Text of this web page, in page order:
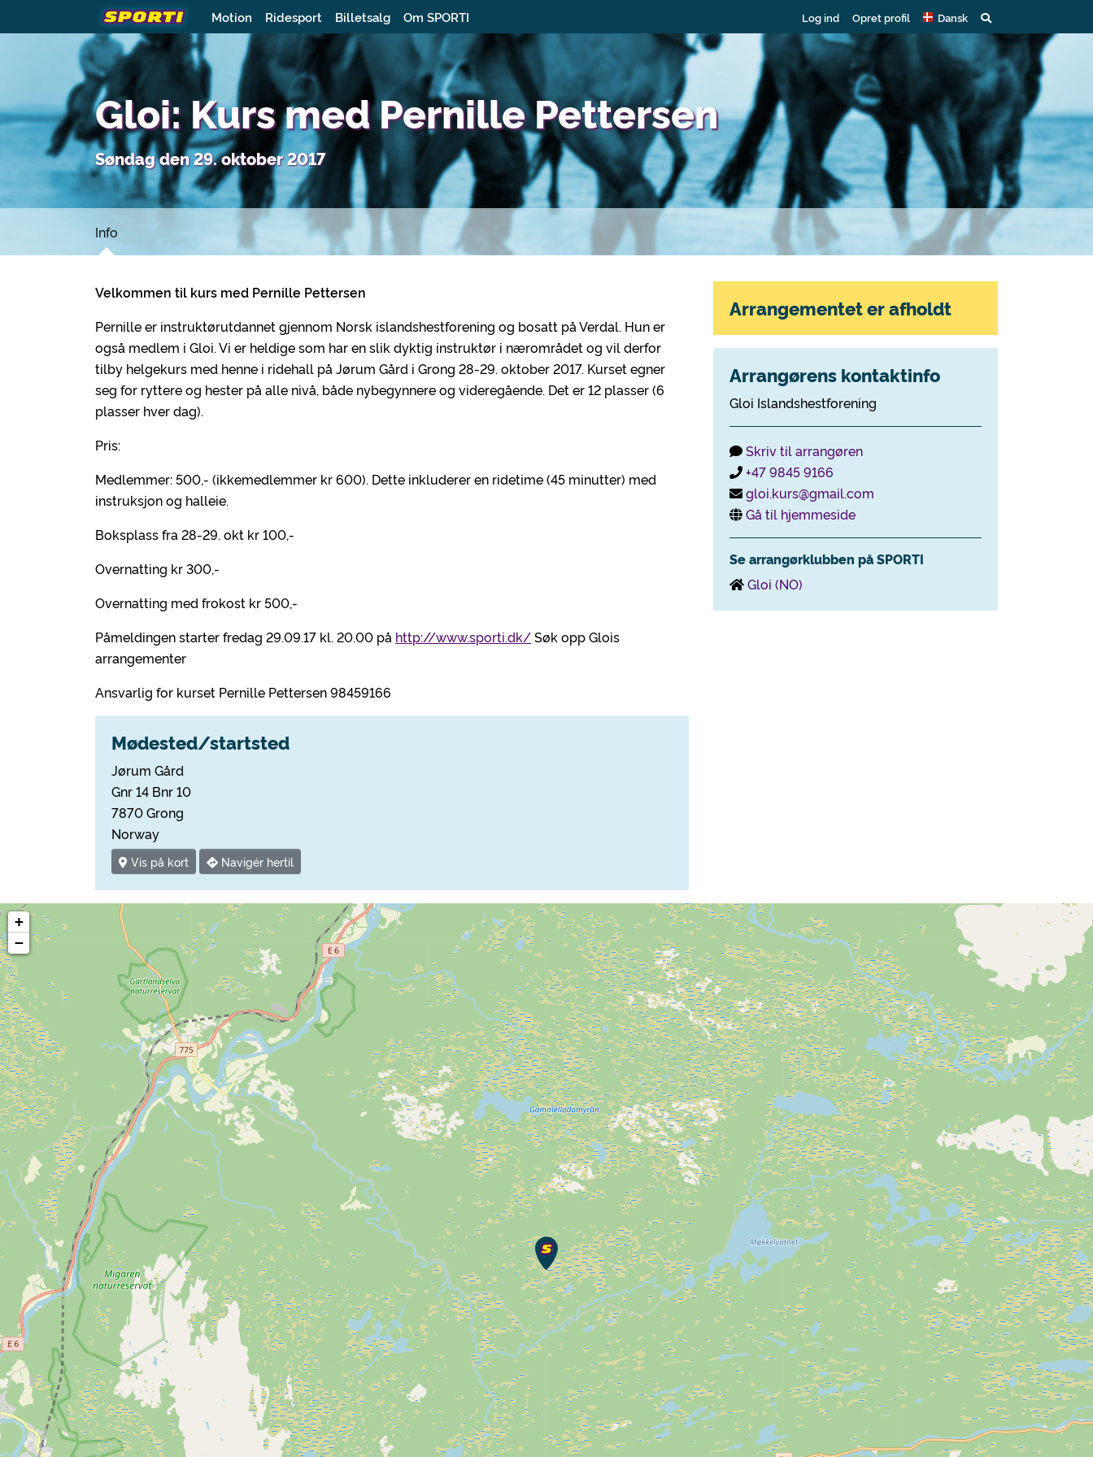
Motion Ridesport Billetsalg Om SPORTI Log ind Opret profil Dansk
Gloi: Kurs med Pernille Pettersen
Søndag den 29. oktober 2017
Info
Velkommen til kurs med Pernille Pettersen
Pernille er instruktørutdannet gjennom Norsk islandshestforening og bosatt på Verdal. Hun er
også medlem i Gloi. Vi er heldige som har en slik dyktig instruktør i nærområdet og vil derfor
tilby helgekurs med henne i ridehall på Jørum Gård i Grong 28-29. oktober 2017. Kurset egner
seg for ryttere og hester på alle nivå, både nybegynnere og videregående. Det er 12 plasser (6
plasser hver dag).
Pris:
Medlemmer: 500,- (ikkemedlemmer kr 600). Dette inkluderer en ridetime (45 minutter) med
instruksjon og halleie.
Boksplass fra 28-29. okt kr 100,-
Overnatting kr 300,-
Overnatting med frokost kr 500,-
Påmeldingen starter fredag 29.09.17 kl. 20.00 på http://www.sporti.dk/Søk opp Glois
arrangementer
Ansvarlig for kurset Pernille Pettersen 98459166
Mødested/startsted
Jørum Gård
Gnr 14 Bnr 10
7870 Grong
Norway
Vis på kort Navigér hertil
Arrangementet er afholdt
Arrangørens kontaktinfo
Gloi Islandshestforening
Skriv til arrangøren
+47 9845 9166
gloi.kurs@gmail.com
Gå til hjemmeside
Se arrangørklubben på SPORTI
Gloi (NO)
+
−